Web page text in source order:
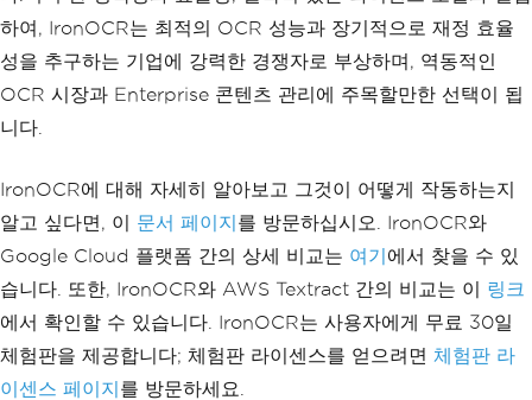
하여, IronOCR는 최적의 OCR 성능과 장기적으로 재정 효율
성을 추구하는 기업에 강력한 경쟁자로 부상하며, 역동적인
OCR 시장과 Enterprise 콘텐츠 관리에 주목할만한 선택이 됩
니다.
IronOCR에 대해 자세히 알아보고 그것이 어떻게 작동하는지
알고 싶다면, 이 문서 페이지 를 방문하십시오. IronOCR와
Google Cloud 플랫폼 간의 상세 비교는 여기 에서 찾을 수 있
습니다. 또한, IronOCR와 AWS Textract 간의 비교는 이 링크
에서 확인할 수 있습니다. IronOCR는 사용자에게 무료 30일
체험판을 제공합니다; 체험판 라이센스를 얻으려면 체험판 라
이센스 페이지 를 방문하세요.